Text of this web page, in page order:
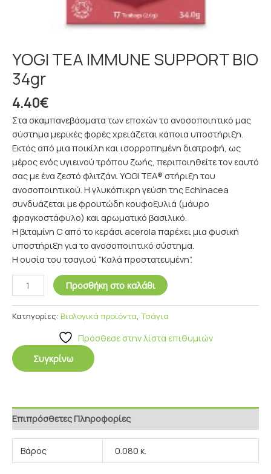
YOGI TEA IMMUNE SUPPORT ΒΙΟ
34gr
4.40€
Στα σκαμπανεβάσματα των εποχών το ανοσοποιητικό μας
σύστημα μερικές φορές χρειάζεται κάποια υποστήριξη.
Εκτός από μια ποικίλη και ισορροπημένη διατροφή, ως
μέρος ενός υγιεινού τρόπου ζωής, περιποιηθείτε τον εαυτό
σας με ένα ζεστό φλιτζάνι YOGI TEA® στήριξη του
ανοσοποιητικού. Η γλυκόπικρη γεύση της Echinacea
συνδυάζεται με φρουτώδη κουφοξυλιά (μάυρο
φραγκοστάφυλο) και αρωματικό βασιλικό.
Η βιταμίνη C από το κεράσι acerola παρέχει μια φυσική
υποστήριξη για το ανοσοποιητικό σύστημα.
Η ουσία του τσαγιού “Καλά προστατευμένη”.
Προσθήκη στο καλάθι
Κατηγορίες: Βιολογικά προϊόντα, Τσάγια
Πρόσθεσε στην λίστα επιθυμιών
Συγκρίνω
Επιπρόσθετες Πληροφορίες
Βάρος 0.080 κ.